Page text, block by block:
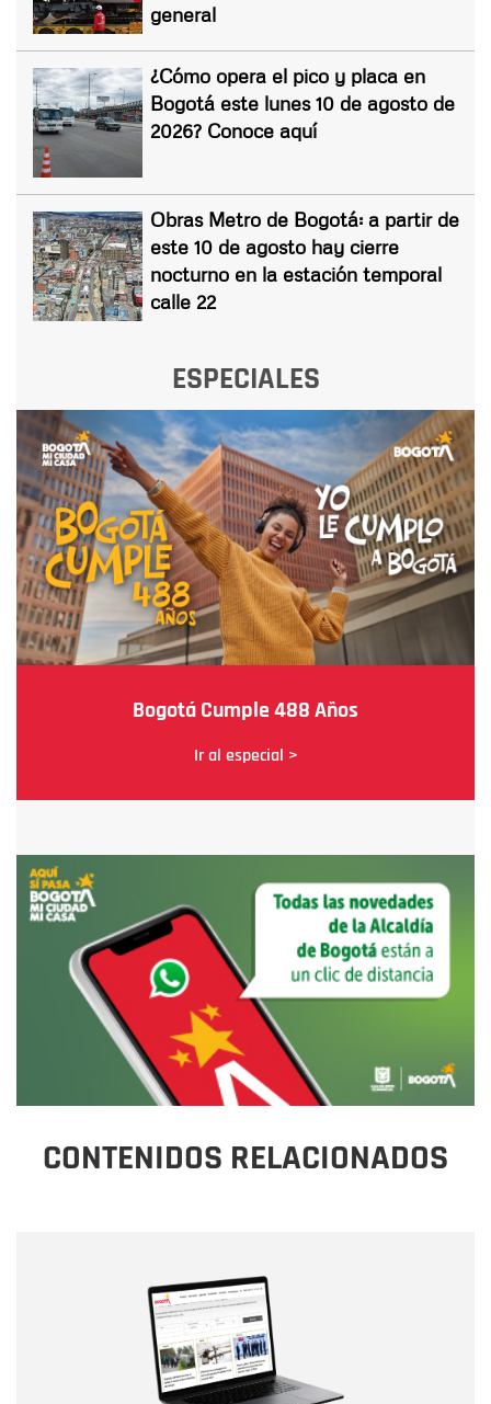
general
¿Cómo opera el pico y placa en
Bogotá este lunes 10 de agosto de
2026? Conoce aquí
Obras Metro de Bogotá: a partir de
este 10 de agosto hay cierre
nocturno en la estación temporal
calle 22
ESPECIALES
Bogotá Cumple 488 Años
Ir al especial >
CONTENIDOS RELACIONADOS
Correo electrónico